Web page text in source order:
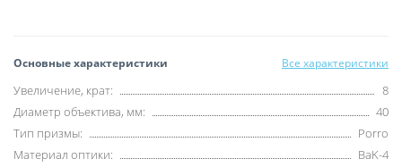
Основные характеристики Все характеристики
Увеличение, крат:
8
Диаметр объектива, мм:
40
Тип призмы:
Porro
Материал оптики:
BaK-4